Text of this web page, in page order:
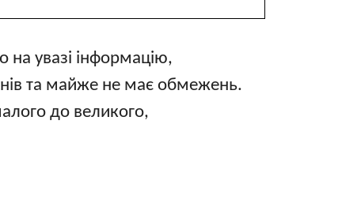
на увазі інформацію,
та майже не має обмежень.
до великого,